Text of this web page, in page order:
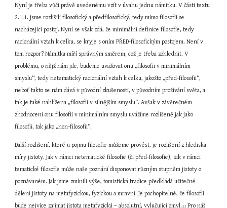
Nyní je třeba vůči právě uvedenému vzít v úvahu jednu námitku. V části textu
2.1.1. jsme rozlišili filosofický a předfilosofický, tedy mimo filosofii se
nacházející postoj. Nyní se však zdá, že minimální definice filosofie, tedy
racionální vztah k celku, se kryje s oním PŘED-filosofickým postojem. Není v
tom rozpor? Námitka míří správným směrem, což je třeba zohlednit. V
problému, o nějž nám jde, budeme uvažovat onu „filosofii v minimálním
smyslu“, tedy netematický racionální vztah k celku, jakožto „před-filosofii“,
neboť takto se nám dává v původní zkušenosti, v původním prožívání světa, a
tak je také nahlížena „filosofií v silnějším smyslu“. Avšak v závěrečném
zhodnocení onu filosofii v minimálním smyslu uvážíme rozlišeně jak jako
filosofii, tak jako „non-filosofii“.
Další rozlišení, které u pojmu filosofie můžeme provést, je rozlišení z hlediska
míry jistoty. Jak v rámci netematické filosofie (či před-filosofie), tak v rámci
tematické filosofie může naše poznání disponovat různým stupněm jistoty o
poznávaném. Jak jsme zmínili výše, tomistická tradice předkládá užitečné
dělení jistoty na metafyzickou, fyzickou a mravní. Je pochopitelné, že filosofii
bude nejvíce zajímat jistota metafyzická – absolutní, vylučující omyl.11 Pro náš